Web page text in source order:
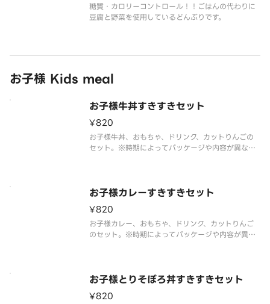
糖質・カロリーコントロール！！ごはんの代わりに
豆腐と野菜を使用しているどんぶりです。
お子様 Kids meal
お子様牛丼すきすきセット
¥820
お子様牛丼、おもちゃ、ドリンク、カットりんごの
セット。※時期によってパッケージや内容が異なる
い。
お子様カレーすきすきセット
¥820
お子様カレー、おもちゃ、ドリンク、カットりんご
のセット。※時期によってパッケージや内容が異な
さい。
お子様とりそぼろ丼すきすきセット
¥820